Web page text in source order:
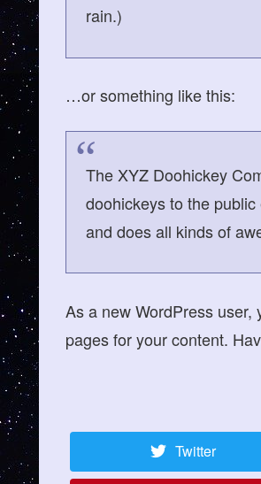
rain.)
…or something like this:
The XYZ Doohickey
doohickeys to the
and does all kinds of
As a new WordPress user,
pages for your content.
Twitter